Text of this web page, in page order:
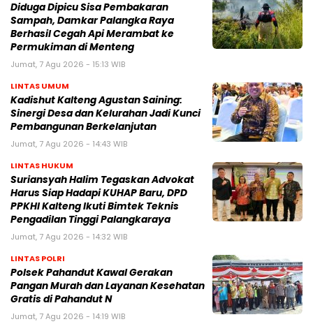
Diduga Dipicu Sisa Pembakaran
Sampah, Damkar Palangka Raya
Berhasil Cegah Api Merambat ke
Permukiman di Menteng
Jumat, 7 Agu 2026 - 15:13 WIB
LINTAS UMUM
Kadishut Kalteng Agustan Saining:
Sinergi Desa dan Kelurahan Jadi Kunci
Pembangunan Berkelanjutan
Jumat, 7 Agu 2026 - 14:43 WIB
LINTAS HUKUM
Suriansyah Halim Tegaskan Advokat
Harus Siap Hadapi KUHAP Baru, DPD
PPKHI Kalteng Ikuti Bimtek Teknis
Pengadilan Tinggi Palangkaraya
Jumat, 7 Agu 2026 - 14:32 WIB
LINTAS POLRI
Polsek Pahandut Kawal Gerakan
Pangan Murah dan Layanan Kesehatan
Gratis di Pahandut N
Jumat, 7 Agu 2026 - 14:19 WIB